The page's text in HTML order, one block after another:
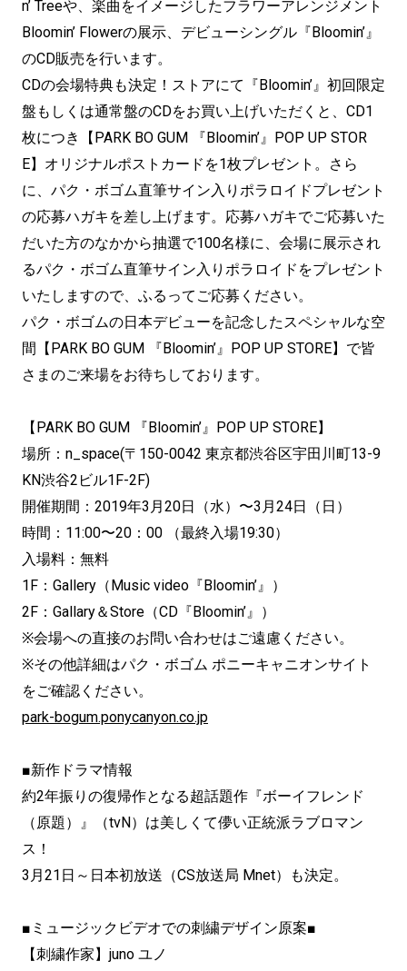
n’ Treeや、楽曲をイメージしたフラワーアレンジメント
Bloomin’ Flowerの展示、デビューシングル『Bloomin’』
のCD販売を行います。
CDの会場特典も決定！ストアにて『Bloomin’』初回限定
盤もしくは通常盤のCDをお買い上げいただくと、CD1
枚につき【PARK BO GUM 『Bloomin’』POP UP STOR
E】オリジナルポストカードを1枚プレゼント。さら
に、パク・ボゴム直筆サイン入りポラロイドプレゼント
の応募ハガキを差し上げます。応募ハガキでご応募いた
だいた方のなかから抽選で100名様に、会場に展示され
るパク・ボゴム直筆サイン入りポラロイドをプレゼント
いたしますので、ふるってご応募ください。
パク・ボゴムの日本デビューを記念したスペシャルな空
間【PARK BO GUM 『Bloomin’』POP UP STORE】で皆
さまのご来場をお待ちしております。
【PARK BO GUM 『Bloomin’』POP UP STORE】
場所：n_space(〒150-0042 東京都渋谷区宇田川町13-9
KN渋谷2ビル1F-2F)
開催期間：2019年3月20日（水）〜3月24日（日）
時間：11:00〜20：00 （最終入場19:30）
入場料：無料
1F：Gallery（Music video『Bloomin’』）
2F：Gallary＆Store（CD『Bloomin’』）
※会場への直接のお問い合わせはご遠慮ください。
※その他詳細はパク・ボゴム ポニーキャニオンサイト
をご確認ください。
park-bogum.ponycanyon.co.jp
■新作ドラマ情報
約2年振りの復帰作となる超話題作『ボーイフレンド
（原題）』（tvN）は美しくて儚い正統派ラブロマン
ス！
3月21日～日本初放送（CS放送局 Mnet）も決定。
■ミュージックビデオでの刺繍デザイン原案■
【刺繍作家】juno ユノ